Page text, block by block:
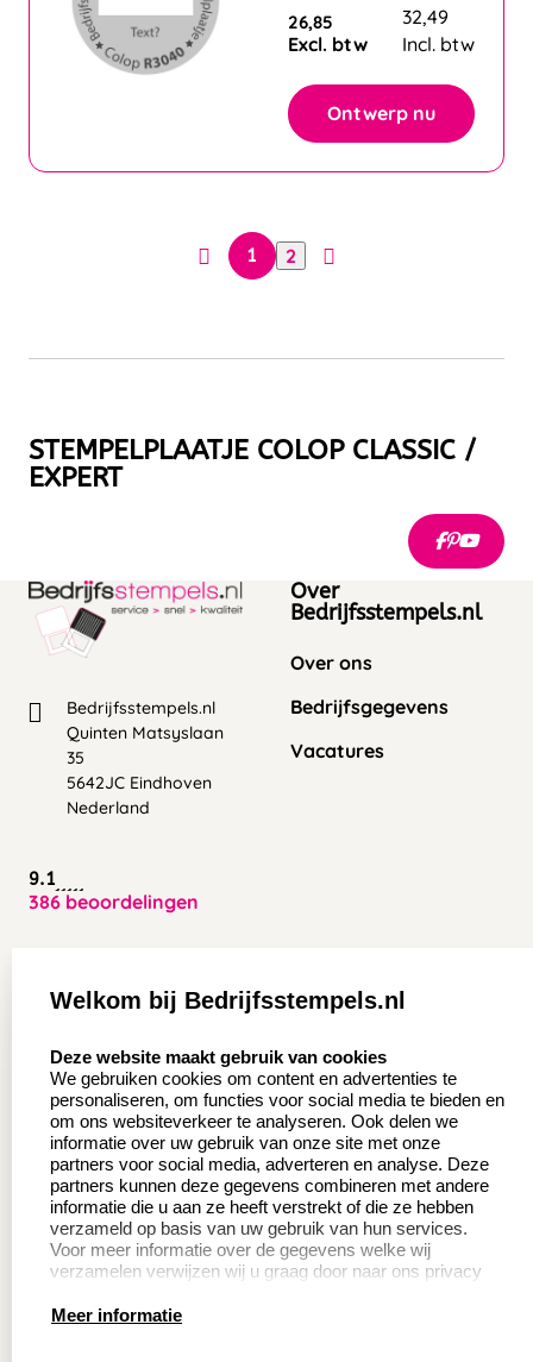
26,85
Excl. btw
32,49
Incl. btw
Ontwerp nu
1 2
STEMPELPLAATJE COLOP CLASSIC /
EXPERT
Bedrijfsstempels.nl
Quinten Matsyslaan
35
5642JC Eindhoven
Nederland
9.1
386 beoordelingen
Over
Bedrijfsstempels.nl
Over ons
Bedrijfsgegevens
Vacatures
Aanvraag op maat
Wederverkoper
worden
Sale
Betaling & Verzending
Contact opnemen
Veel gestelde vragen
Retourneren
Herroepingsrecht
Productinformatie:
Instructie voor
Welkom bij Bedrijfsstempels.nl
Deze website maakt gebruik van cookies
We gebruiken cookies om content en advertenties te
personaliseren, om functies voor social media te bieden en
om ons websiteverkeer te analyseren. Ook delen we
informatie over uw gebruik van onze site met onze
partners voor social media, adverteren en analyse. Deze
partners kunnen deze gegevens combineren met andere
informatie die u aan ze heeft verstrekt of die ze hebben
verzameld op basis van uw gebruik van hun services.
Voor meer informatie over de gegevens welke wij
verzamelen verwijzen wij u graag door naar ons privacy
Meer informatie